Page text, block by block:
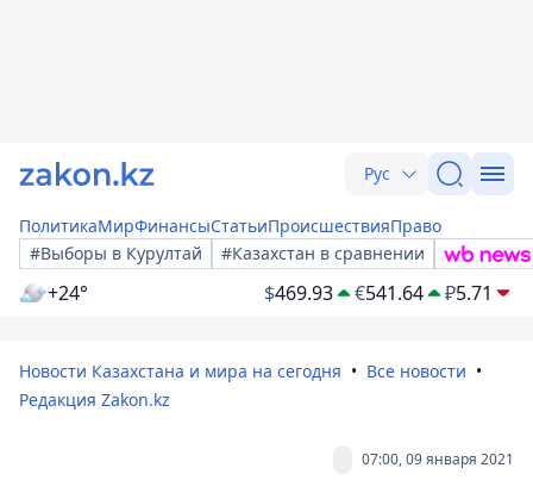
Рус
ПолитикаМирФинансыСтатьиПроисшествияПраво
#Выборы в Курултай
#Казахстан в сравнении
+24° $469.93 €541.64 ₽5.71
Новости Казахстана и мира на сегодня
Все новости
Редакция Zakon.kz
07:00, 09 января 2021